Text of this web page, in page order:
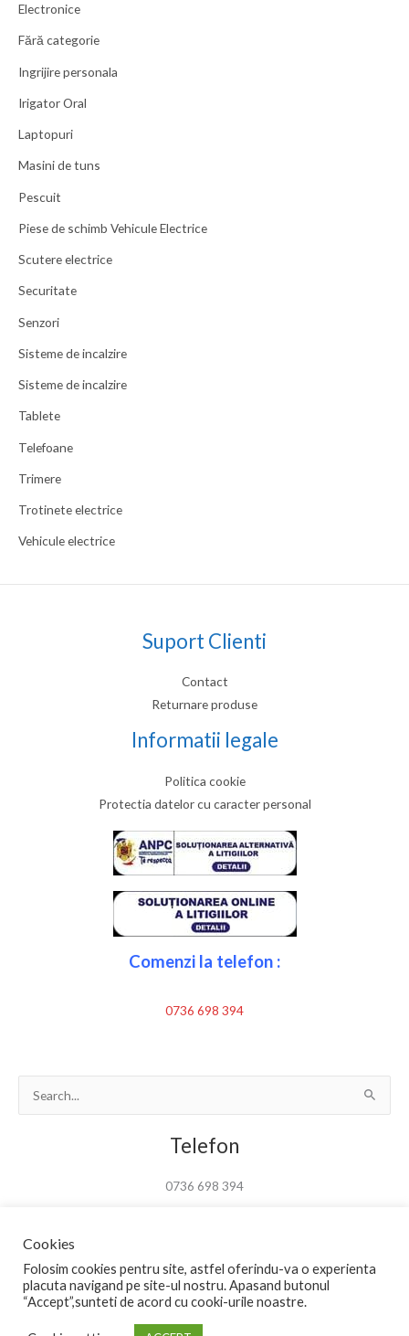
Electronice
Fără categorie
Ingrijire personala
Irigator Oral
Laptopuri
Masini de tuns
Pescuit
Piese de schimb Vehicule Electrice
Scutere electrice
Securitate
Senzori
Sisteme de incalzire
Sisteme de incalzire
Tablete
Telefoane
Trimere
Trotinete electrice
Vehicule electrice
Suport Clienti
Contact
Returnare produse
Informatii legale
Politica cookie
Protectia datelor cu caracter personal
Comenzi la telefon :
0736 698 394
Search
Telefon
0736 698 394
Copyright © 2026 Federal-sport
Cookies
Folosim cookies pentru site, astfel oferindu-va o experienta
placuta navigand pe site-ul nostru. Apasand butonul
“Accept”,sunteti de acord cu cooki-urile noastre.